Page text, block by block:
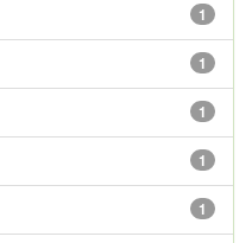
1
1
1
1
1